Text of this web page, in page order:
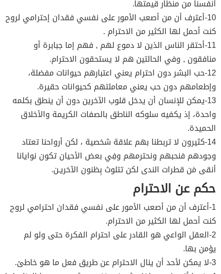
أنفسنا من منظار قيمتها.
10-أعترف أن من أصعب الأمور على نفسي فقدان إحترامي لروح
كنت أحمل لها الكثير من الاحترام .
11-أحتقر الناس الذين لا دموع لهم , فهم إما جبابرة أو
منافقون , وفي الحالتين هم لا يستحقون الاحترام.
12-حب البشر دون احترام يعني اعتبارهم حيوانات مفضلة،
وإطعامهم دون حب يعني معاملتهم كحيوانات حقيرة.
13-يمكن للإنسان أن يدخل قلوب الآخرين دون أن ينطق بكلمه
واحدة، إذ يكفيه سلوكه الناطق بالصفات الكريمة والأخلاق
الحميدة.
14-كثيرون لا تربطنا بهم علاقة شخصية ، لكن أرواحنا تعتاد
وجودهم فنحبهم ونحترمهم وفِي بعض الأحيان تكون نوايانا
أنقى مَن قطرات الندى لكن تتلوث بِظنون الآخريـن.
حكم عن الاحترام
1-أعترف أن من أصعب الأمور على نفسي فقدان احترامي لروح
كنت أحمل لها الكثير من الاحترام.
2-العقل الواعي هو القادر على احترام الفكرة حتى ولو لم
يؤمن بها.
3-لا يمكن لأحد أن ينال الاحترام عن طريق فعل ما هو خاطئ.